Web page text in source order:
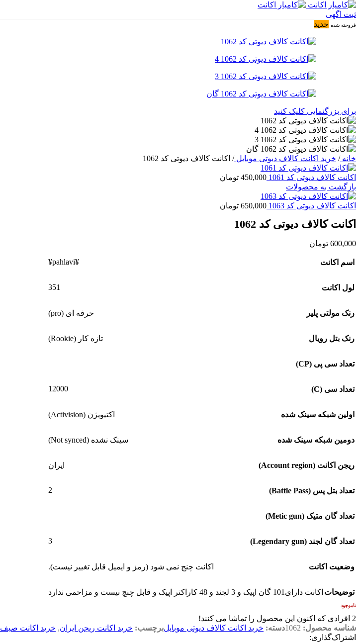
ثبت اگهی
فروخته شده جدید
برای بزرگنمایی کلیک کنید
خانه/ خرید اکانت کالاف دیوتی موبایل/ اکانت کالاف دیوتی کد 1062
اکانت کالاف دیوتی کد 1061 450,000 تومان
بازگشت به محصولات
اکانت کالاف دیوتی کد 1063 650,000 تومان
اکانت کالاف دیوتی کد 1062
600,000 تومان
اسم اکانت ¥pahlavi¥
لول اکانت 351
رنک مولتی پلیر حرفه ای (pro)
رنک بتل رویال تازه کار (Rookie)
تعداد سی پی (CP)
تعداد سی (C) 12000
اولین شبکه سینک شده اکتیویژن (Activision)
دومین شبکه سینک شده سینک نشده (Not synced)
ریجن اکانت (Account region) ایران
تعداد بتل پس (Battle Pass) 2
تعداد گان متیک (Metic gun)
تعداد گان لجند (Legendary gun) 3
وضعیت اکانت اکانت چنج نمی شود (رمز و ایمیل قابل تغییر نیست).
توضیحات اکانت دارای101 گان اپیک و 3 لجند و 48 کاراکتر اپیک و قابل چنچ نیست و مزاحمی ندارد
ناموجود
2 افرادی که اکنون این محصول را تماشا می کنند!
شناسه محصول: 1062دسته: خرید اکانت کالاف دیوتی موبایلبرچسب: خرید اکانت ریجن ایران, خرید اکانت صیف
اشتراک‌گذاری: